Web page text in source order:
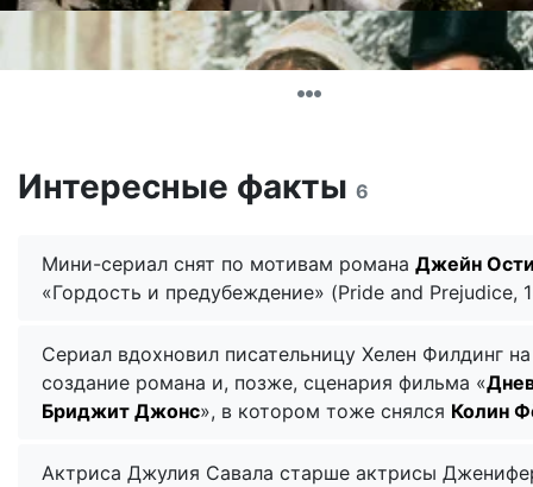
Интересные факты 6
Мини-сериал снят по мотивам романа Джейн
«Гордость и предубеждение» (Pride and Prejudice,
Сериал вдохновил писательницу Хелен Филдинг на
создание романа и, позже, сценария фильма «
Бриджит Джонс», в котором тоже снялся Колин
Актриса Джулия Савала старше актрисы